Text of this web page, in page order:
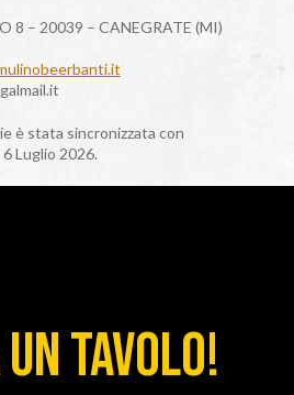
8 – 20039 – CANEGRATE (MI)
è stata sincronizzata con
6 Luglio 2026.
TAVOLO!